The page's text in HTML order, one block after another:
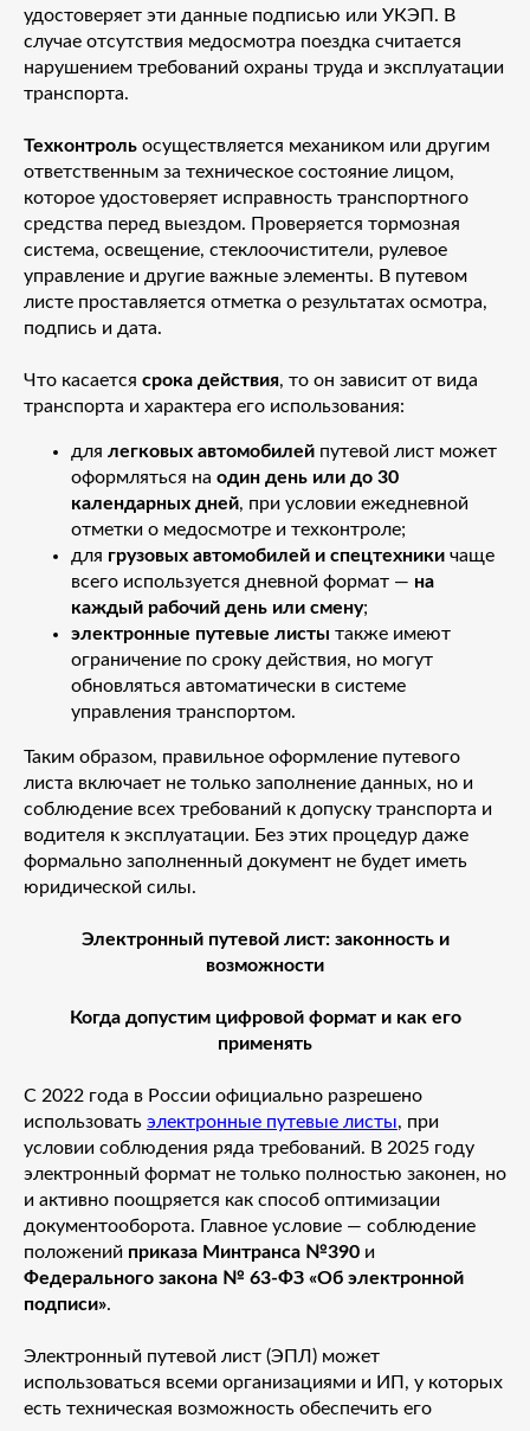
удостоверяет эти данные подписью или УКЭП. В
случае отсутствия медосмотра поездка считается
нарушением требований охраны труда и эксплуатации
транспорта.
Техконтроль осуществляется механиком или другим
ответственным за техническое состояние лицом,
которое удостоверяет исправность транспортного
средства перед выездом. Проверяется тормозная
система, освещение, стеклоочистители, рулевое
управление и другие важные элементы. В путевом
листе проставляется отметка о результатах осмотра,
подпись и дата.
Что касается срока действия, то он зависит от вида
транспорта и характера его использования:
для легковых автомобилей путевой лист может
оформляться на один день или до 30
календарных дней, при условии ежедневной
отметки о медосмотре и техконтроле;
для грузовых автомобилей и спецтехники чаще
всего используется дневной формат — на
каждый рабочий день или смену;
электронные путевые листы также имеют
ограничение по сроку действия, но могут
обновляться автоматически в системе
управления транспортом.
Таким образом, правильное оформление путевого
листа включает не только заполнение данных, но и
соблюдение всех требований к допуску транспорта и
водителя к эксплуатации. Без этих процедур даже
формально заполненный документ не будет иметь
юридической силы.
Электронный путевой лист: законность и
возможности
Когда допустим цифровой формат и как его
применять
С 2022 года в России официально разрешено
использовать электронные путевые листы, при
условии соблюдения ряда требований. В 2025 году
электронный формат не только полностью законен, но
и активно поощряется как способ оптимизации
документооборота. Главное условие — соблюдение
положений приказа Минтранса №390 и
Федерального закона № 63-ФЗ «Об электронной
подписи».
Электронный путевой лист (ЭПЛ) может
использоваться всеми организациями и ИП, у которых
есть техническая возможность обеспечить его